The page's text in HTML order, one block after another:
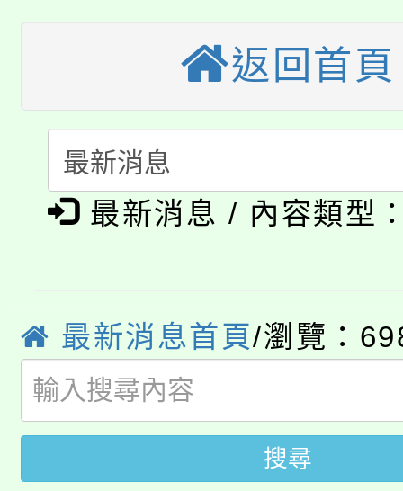
田徑場及游泳池舉行。
桃園市低收入戶享有免
視費優惠，中低收入戶
半價優惠，詳情可洽有
者。
大園自造教育及科技
份教師增能研習
大溪自造教育及科技中
份教師研習
淨零綠生活教案入校路
會
115年食農教育專業人
徵才活動。
YOUNG桃局內行報名
局官網。
8月14至27日，桃園電
開!
115年桃園市運動會8/
田徑場及游泳池舉行。
桃園市低收入戶享有免
返回首頁
最新消息 / 內容類型
最新消息首頁/瀏覽：
搜尋